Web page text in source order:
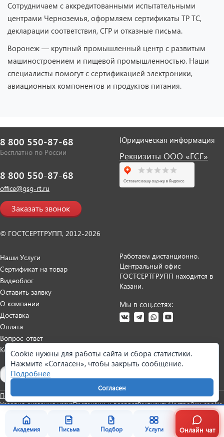
Академия Письма Подбор Услуги Онлайн чат
Сотрудничаем с аккредитованными испытательными
центрами Черноземья, оформляем сертификаты ТР ТС,
декларации соответствия, СГР и отказные письма.
Воронеж — крупный промышленный центр с развитым
машиностроением и пищевой промышленностью. Наши
специалисты помогут с сертификацией электроники,
авиационных компонентов и продуктов питания.
8 800 550-87-68
Бесплатно по России
8 800 550-87-68
office@gsg-rt.ru
Заказать звонок
© ГОСТСЕРТГРУПП, 2012-2026
Юридическая информация
Реквизиты ООО «ГСГ»
Наши Услуги
Сертификат на товар
Видеоблог
Оставить заявку
О компании
Доставка
Оплата
Вопрос-ответ
Контакты
Работаем дистанционно.
Центральный офис
ГОСТСЕРТГРУПП находится в
Казани.
Мы в соц.сетях:
Политика персональных данныхСогласие на обработку данных
Условия оказания услугПретензии и возвратРеквизитыНастройки cookie
Cookie нужны для работы сайта и сбора статистики.
Нажмите «Согласен», чтобы закрыть сообщение.
Подробнее
Согласен